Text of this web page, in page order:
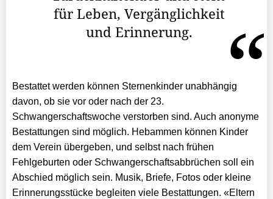
für Leben, Vergänglichkeit
und Erinnerung.
Bestattet werden können Sternenkinder unabhängig
davon, ob sie vor oder nach der 23.
Schwangerschaftswoche verstorben sind. Auch anonyme
Bestattungen sind möglich. Hebammen können Kinder
dem Verein übergeben, und selbst nach frühen
Fehlgeburten oder Schwangerschaftsabbrüchen soll ein
Abschied möglich sein. Musik, Briefe, Fotos oder kleine
Erinnerungsstücke begleiten viele Bestattungen. «Eltern